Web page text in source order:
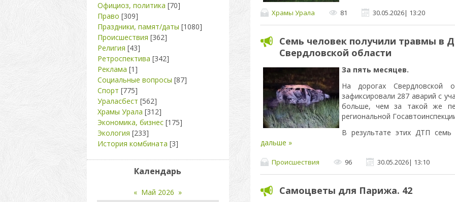
Храмы Урала 81 30.05.2026| 13:20
Семь человек получили травмы в
Свердловской области
За пять месяцев.
На дорогах
зафиксировали 287 аварий с
больше, чем за такой же
региональной
В результате этих ДТП семь
дальше »
Происшествия 96 30.05.2026| 13:10
Самоцветы для Парижа. 42
Официоз, политика [70]
Право [309]
Праздники, памят/даты [1080]
Происшествия [362]
Религия [43]
Ретроспектива [342]
Реклама [1]
Социальные вопросы [87]
Спорт [775]
Ураласбест [562]
Храмы Урала [312]
Экономика, бизнес [175]
Экология [233]
История комбината [3]
Календарь
« Май 2026 »